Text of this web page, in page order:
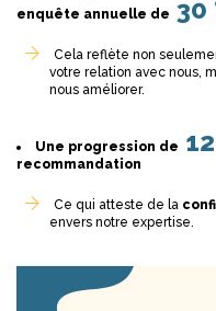
enquête annuelle de 30
Cela reflète non
votre relation avec nous,
nous améliorer.
Une progression de
recommandation
Ce qui atteste de la
envers notre expertise.